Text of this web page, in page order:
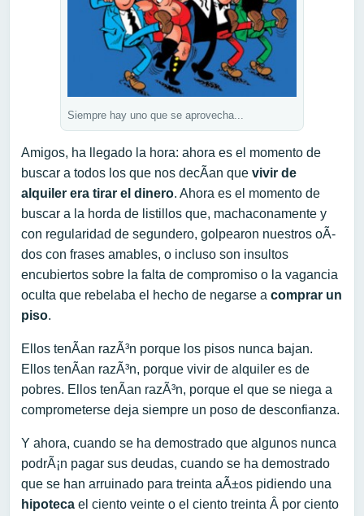
Siempre hay uno que se aprovecha...
Amigos, ha llegado la hora: ahora es el momento de
buscar a todos los que nos decÃ­an que vivir de
alquiler era tirar el dinero. Ahora es el momento de
buscar a la horda de listillos que, machaconamente y
con regularidad de segundero, golpearon nuestros oÃ­
dos con frases amables, o incluso son insultos
encubiertos sobre la falta de compromiso o la vagancia
oculta que rebelaba el hecho de negarse a comprar un
piso.
Ellos tenÃ­an razÃ³n porque los pisos nunca bajan.
Ellos tenÃ­an razÃ³n, porque vivir de alquiler es de
pobres. Ellos tenÃ­an razÃ³n, porque el que se niega a
comprometerse deja siempre un poso de desconfianza.
Y ahora, cuando se ha demostrado que algunos nunca
podrÃ¡n pagar sus deudas, cuando se ha demostrado
que se han arruinado para treinta aÃ±os pidiendo una
hipoteca el ciento veinte o el ciento treinta Â por ciento